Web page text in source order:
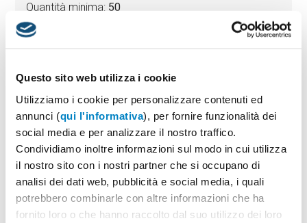
Questo sito web utilizza i cookie
Utilizziamo i cookie per personalizzare contenuti ed
annunci (qui l'informativa), per fornire funzionalità dei
social media e per analizzare il nostro traffico.
Condividiamo inoltre informazioni sul modo in cui utilizza
il nostro sito con i nostri partner che si occupano di
analisi dei dati web, pubblicità e social media, i quali
potrebbero combinarle con altre informazioni che ha
fornito loro o che hanno raccolto dal suo utilizzo dei loro
Quantità minima: 50
Tempi di consegna standard:
10 gg lavorativi
Materiale:
PREVENTIVO & BOZZA GRATUITA
Potrai indicare successivamente la suddivisione per
taglie e colore
1 Seleziona il colore: